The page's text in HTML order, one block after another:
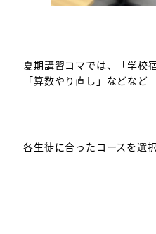
夏期講習コマでは、「学校
「算数やり直し」などなど
各生徒に合ったコースを選